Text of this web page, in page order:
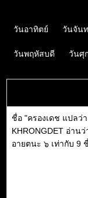
วันอาทิตย์ วันจัน
วันพฤหัสบดี วันศุ
ชื่อ "ครองเดช แปลว่
KHRONGDET อ่าน
อายตนะ ๖ เท่ากับ 9